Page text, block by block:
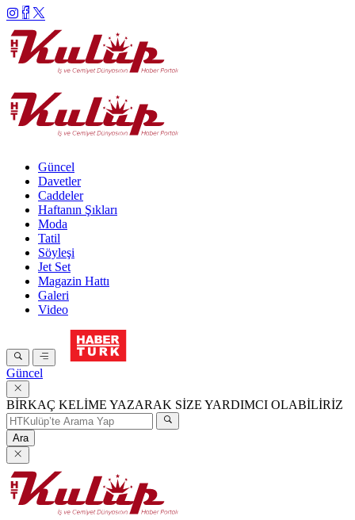
Güncel
Davetler
Caddeler
Haftanın Şıkları
Moda
Tatil
Söyleşi
Jet Set
Magazin Hattı
Galeri
Video
Güncel
BİRKAÇ KELİME YAZARAK SİZE YARDIMCI OLABİLİRİZ
Ara